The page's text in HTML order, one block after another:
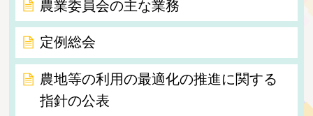
農業委員会の主な業務
定例総会
農地等の利用の最適化の推進に関する
指針の公表